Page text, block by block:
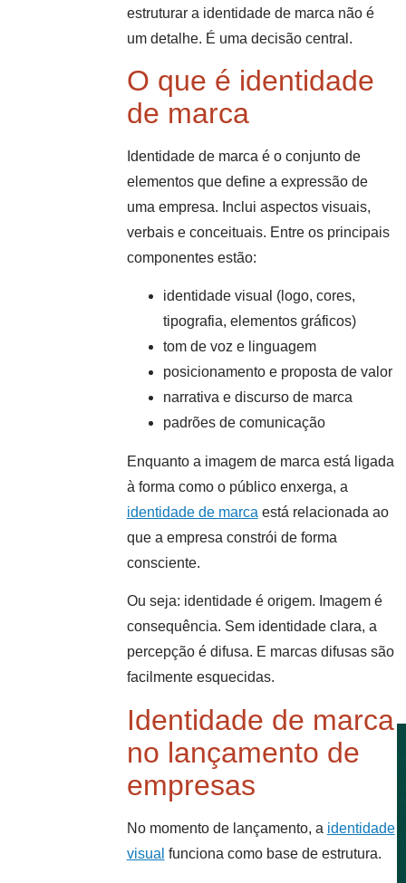
estruturar a identidade de marca não é
um detalhe. É uma decisão central.
O que é identidade
de marca
Identidade de marca é o conjunto de
elementos que define a expressão de
uma empresa. Inclui aspectos visuais,
verbais e conceituais. Entre os principais
componentes estão:
identidade visual (logo, cores,
tipografia, elementos gráficos)
tom de voz e linguagem
posicionamento e proposta de valor
narrativa e discurso de marca
padrões de comunicação
Enquanto a imagem de marca está ligada
à forma como o público enxerga, a
identidade de marca está relacionada ao
que a empresa constrói de forma
consciente.
Ou seja: identidade é origem. Imagem é
consequência. Sem identidade clara, a
percepção é difusa. E marcas difusas são
facilmente esquecidas.
Identidade de marca
no lançamento de
empresas
No momento de lançamento, a identidade
visual funciona como base de estrutura.